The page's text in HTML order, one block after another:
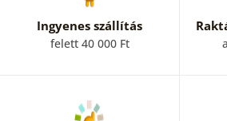
Ingyenes szállítás
felett 40 000 Ft